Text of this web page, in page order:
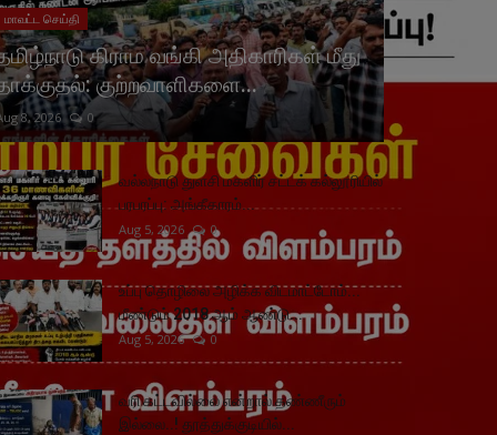
மாவட்ட செய்தி
கிராம வங்கி அதிகாரிகள் மீது
குற்றவாளிகளை...
8, 2026 0
வல்லநாடு துளசி மகளிர் சட்டக் கல்லூரியில்
பரபரப்பு: அங்கீகாரம்...
Aug 5, 2026 0
உப்பு தொழிலை அழிக்க விடமாட்டோம்...
மீண்டும் 2018 ஆம் ஆண்டு...
Aug 5, 2026 0
வரி கட்டவில்லை என்றால் தண்ணீரும்
இல்லை..! தூத்துக்குடியில்...